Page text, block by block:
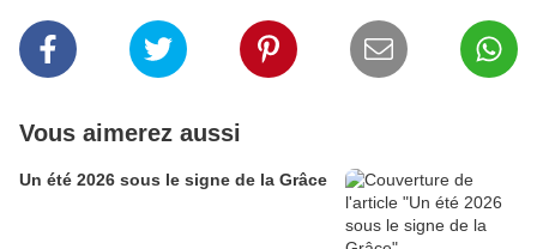
Vous aimerez aussi
Un été 2026 sous le signe de la Grâce